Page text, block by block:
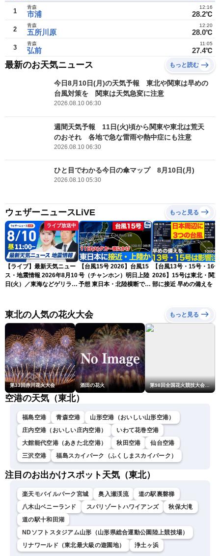
1 市浦
青森
28.2℃
12:16
2 五所川原
青森
28.0℃
12:20
3 弘前
青森
27.4℃
11:05
最新のお天気ニュース もっと読む
今日8月10日(月)の天気予報 東北や関東は早めの
台風対策を 関東は天気急変に注意
2026.08.10 06:30
週間天気予報 11日(火)頃から関東や東北は荒天
のおそれ 各地で急な雷雨や熱中症にも注意
2026.08.10 06:30
ひと目でわかる今日の傘マップ 8月10日(月)
2026.08.10 05:30
ウェザーニュースLiVE もっと見る
ライブ放送中
【ライブ】最新天気ニュー
ス・地震情報 2026年8月10
日(火）／東海などゲリラ雷
ュースLiVEコーヒータイ
ム・小林李衣奈／有賀哲
夫〉
【台風15号 2026】台風15
号（チャンホン）明日上陸
予想 東日本・北陸横断で大
【台風13号・15号・16号
2026】15号は東北・関
部に接近 早めの備えを（
東北の人気の花火大会 もっと見る
第33回赤川花火大会 酒田の花火 第98回全国花火競技大会「大曲の花火」
空港の天気（東北）
福島空港 青森空港
山形空港（おいしい山形空港）
庄内空港（おいしい庄内空港）
いわて花巻空港
大館能代空港（あきた北空港）
秋田空港
仙台空港
三沢空港
福島スカイパーク（ふくしまスカイパーク）
注目のお出かけスポット天気（東北）
楽天モバイルパーク宮城 奥入瀬渓流
道の駅裏磐梯
八木山ベニーランド
スパリゾートハワイアンズ
秋保大滝
道の駅十和田湖
NDソフトスタジアム山形（山形県総合運動公園陸上競技場）
リナワールド（東北最大級の遊園地）
浄土ヶ浜